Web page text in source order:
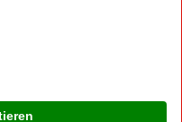
und noch